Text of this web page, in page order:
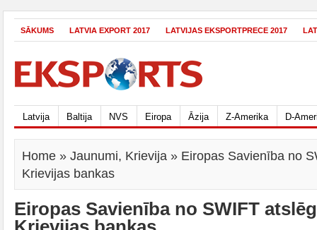
SĀKUMS LATVIA EXPORT 2017 LATVIJAS EKSPORTPRECE 2017
Latvija Baltija NVS Eiropa Āzija Z-Amerika D-
Home » Jaunumi, Krievija » Eiropas Savienība no
Krievijas bankas
Eiropas Savienība no SWIFT